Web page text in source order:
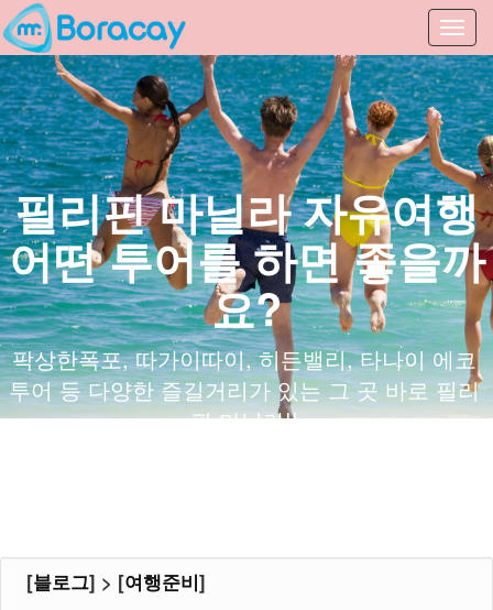
필리핀 마닐라 자유여행
어떤 투어를 하면 좋을까
요?
팍상한폭포, 따가이따이, 히든밸리, 타나이 에코
투어 등 다양한 즐길거리가 있는 그 곳 바로 필리
핀 마닐라!!
[블로그] > [여행준비]